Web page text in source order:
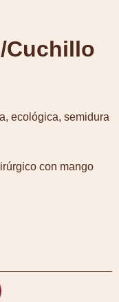
Cuchillo
ecológica, semidura
con mango